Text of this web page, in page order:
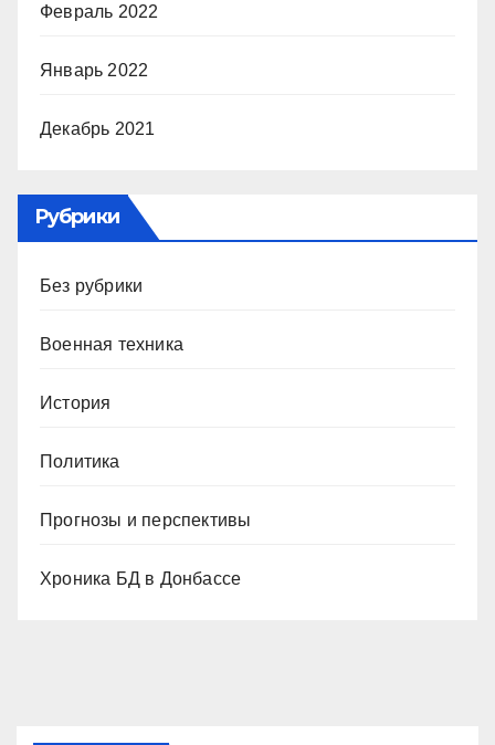
Февраль 2022
Январь 2022
Декабрь 2021
Рубрики
Без рубрики
Военная техника
История
Политика
Прогнозы и перспективы
Хроника БД в Донбассе